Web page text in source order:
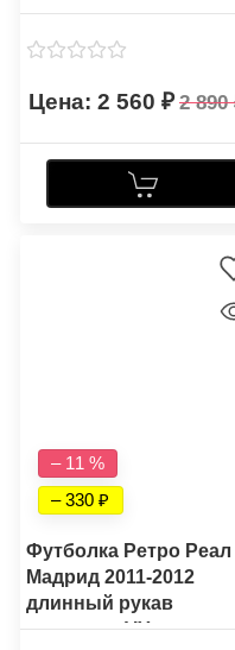
2 560 2 890
– 11 %
– 330
Футболка Ретро Реал
Мадрид 2011-2012
длинный рукав
выездная VY